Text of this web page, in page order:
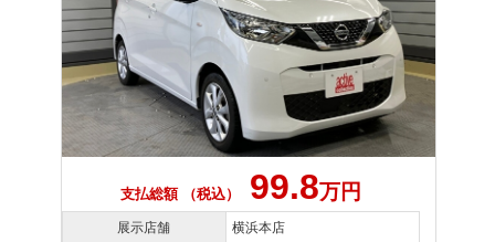
支払総額 （税込） 99.8万円
展示店舗 横浜本店